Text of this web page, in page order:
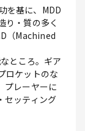
を基に、MDD
り・質の多く
（Machined
ところ。ギア
ロケットのな
プレーヤーに
セッティング